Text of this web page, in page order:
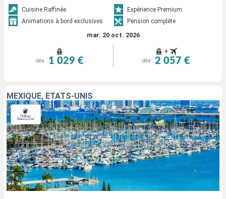
Cuisine Raffinée
Expérience Premium
Animations à bord exclusives
Pension complète
mar. 20 oct. 2026
dès 1 029 €
+
dès 2 057 €
MEXIQUE, ÉTATS-UNIS